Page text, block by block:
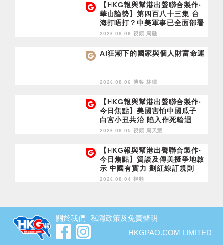
【HKG報與幫港出聲聯合製作‧
華山論勢】第四百八十三集 台
海打唔打？中美軍事已全面部署
2028年1月台灣選舉是臨界點？
2026.08.06 視頻 周融
AI狂潮下的國家與個人財富命運
2026.08.06 博客 林暉
【HKG報與幫港出聲聯合製作‧
今日焦點】美國害怕中國瓜子
白宮小丑共治 陷入作死輪迴
2026.08.05 視頻 周天慧
【HKG報與幫港出聲聯合製作‧
今日焦點】貿談及傳美擬爭地啟
示 中國有實力 劃紅線訂規則
2026.08.04 視頻
關於我們
私隱政策及免責聲明
HKGPAO.COM LIMITED